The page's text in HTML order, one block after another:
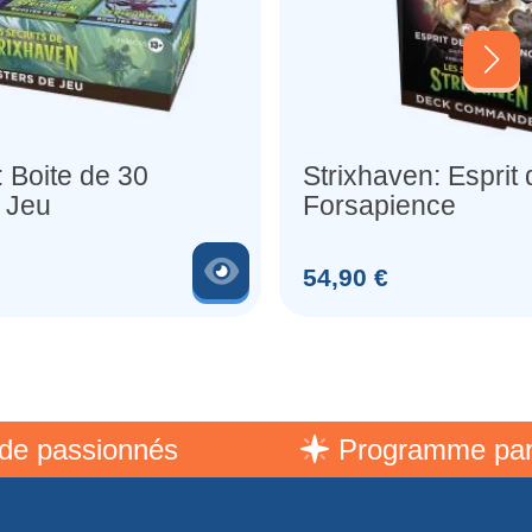
Boite de 30
Jeu
Voir le produit
Strixhaven: Esprit
Forsapience
Prix
54,90 €
Programme